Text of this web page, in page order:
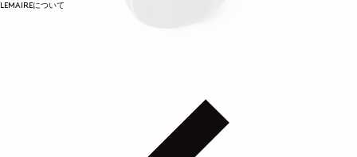
LEMAIREについて